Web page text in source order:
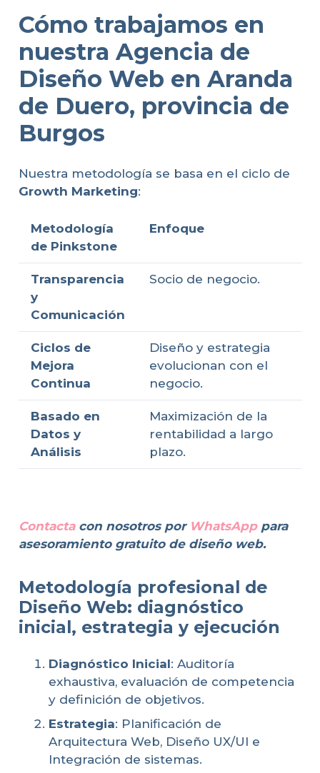
Cómo trabajamos en
nuestra Agencia de
Diseño Web en Aranda
de Duero, provincia de
Burgos
Nuestra metodología se basa en el ciclo de
Growth Marketing:
Metodología
de Pinkstone
Enfoque
Transparencia
y
Comunicación
Socio de negocio.
Ciclos de
Mejora
Continua
Diseño y estrategia
evolucionan con el
negocio.
Basado en
Datos y
Análisis
Maximización de la
rentabilidad a largo
plazo.
Contactacon nosotros por WhatsApppara
asesoramiento gratuito de diseño web.
Metodología profesional de
Diseño Web: diagnóstico
inicial, estrategia y ejecución
Diagnóstico Inicial: Auditoría
exhaustiva, evaluación de competencia
y definición de objetivos.
Estrategia: Planificación de
Arquitectura Web, Diseño UX/UI e
Integración de sistemas.